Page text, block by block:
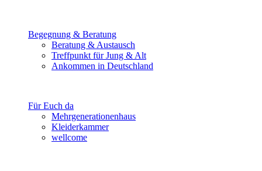
Begegnung & Beratung
Beratung & Austausch
Treffpunkt für Jung & Alt
Ankommen in Deutschland
Für Euch da
Mehrgenerationenhaus
Kleiderkammer
wellcome